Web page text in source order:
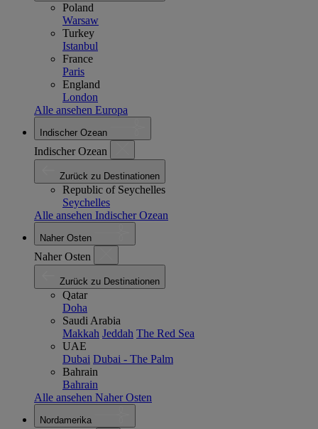
Poland
Warsaw
Turkey
Istanbul
France
Paris
England
London
Alle ansehen Europa
Indischer Ozean
Indischer Ozean
Zurück zu Destinationen
Republic of Seychelles
Seychelles
Alle ansehen Indischer Ozean
Naher Osten
Naher Osten
Zurück zu Destinationen
Qatar
Doha
Saudi Arabia
Makkah Jeddah The Red Sea
UAE
Dubai Dubai - The Palm
Bahrain
Bahrain
Alle ansehen Naher Osten
Nordamerika